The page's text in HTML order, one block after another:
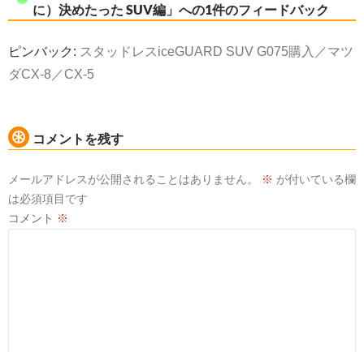
に）決めたった SUV編」への1件のフィードバック
ピンバック: スタッドレスiceGUARD SUV G075購入／マツ
ダCX-8／CX-5
コメントを残す
メールアドレスが公開されることはありません。 ※ が付いている欄
は必須項目です
コメント ※